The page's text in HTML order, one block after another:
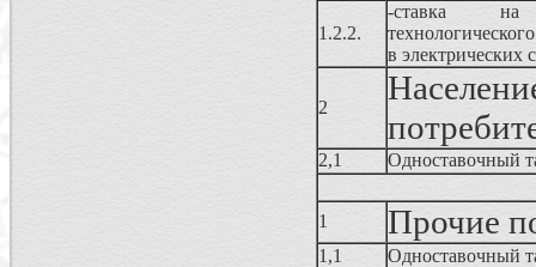
1.2.2.
-ставка
в электрических
2
2,1 Одноставочный
1 Прочие
1,1
Одноставочный